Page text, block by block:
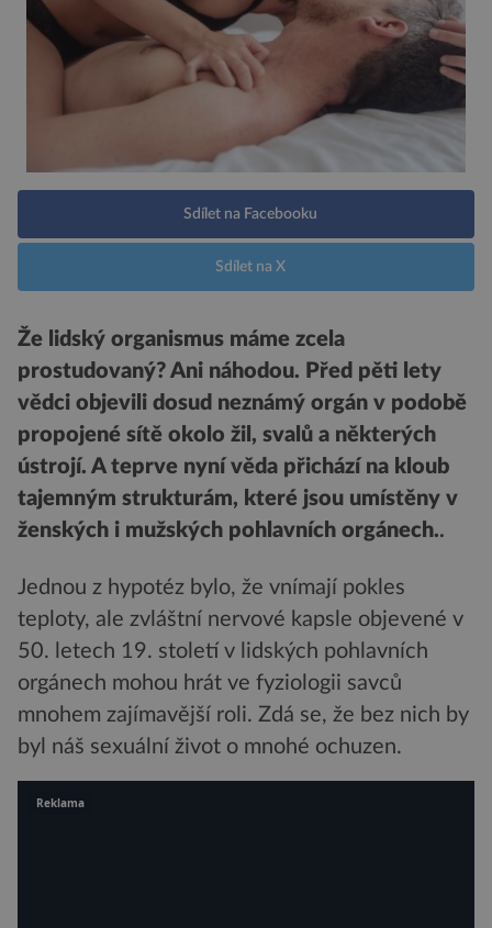
Sdílet na Facebooku
Sdílet na X
Že lidský organismus máme zcela
prostudovaný? Ani náhodou. Před pěti lety
vědci objevili dosud neznámý orgán v podobě
propojené sítě okolo žil, svalů a některých
ústrojí. A teprve nyní věda přichází na kloub
tajemným strukturám, které jsou umístěny v
ženských i mužských pohlavních orgánech..
Jednou z hypotéz bylo, že vnímají pokles
teploty, ale zvláštní nervové kapsle objevené v
50. letech 19. století v lidských pohlavních
orgánech mohou hrát ve fyziologii savců
mnohem zajímavější roli. Zdá se, že bez nich by
byl náš sexuální život o mnohé ochuzen.
Reklama